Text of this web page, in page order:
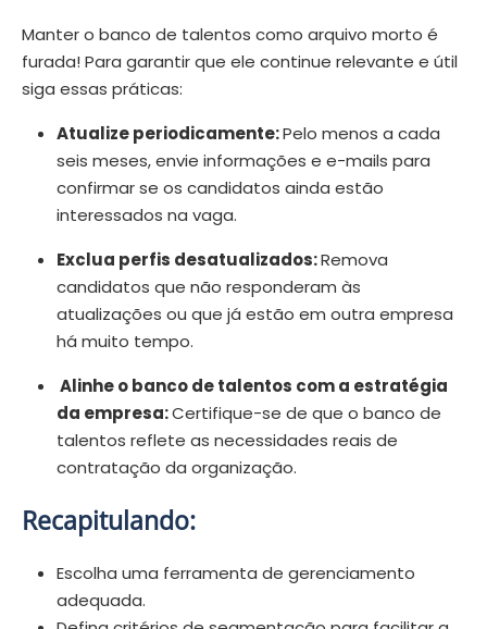
Manter o banco de talentos como arquivo morto é
furada! Para garantir que ele continue relevante e útil
siga essas práticas:
Atualize periodicamente:Pelo menos a cada
seis meses, envie informações e e-mails para
confirmar se os candidatos ainda estão
interessados na vaga.
Exclua perfis desatualizados:Remova
candidatos que não responderam às
atualizações ou que já estão em outra empresa
há muito tempo.
Alinhe o banco de talentos com a estratégia
da empresa:Certifique-se de que o banco de
talentos reflete as necessidades reais de
contratação da organização.
Recapitulando:
Escolha uma ferramenta de gerenciamento
adequada.